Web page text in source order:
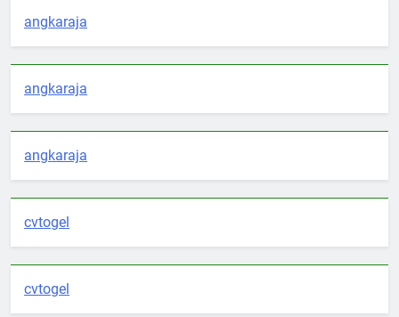
angkaraja
angkaraja
angkaraja
cvtogel
cvtogel